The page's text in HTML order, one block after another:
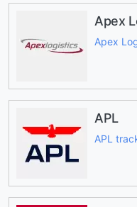
Apex
Apex
APL
APL